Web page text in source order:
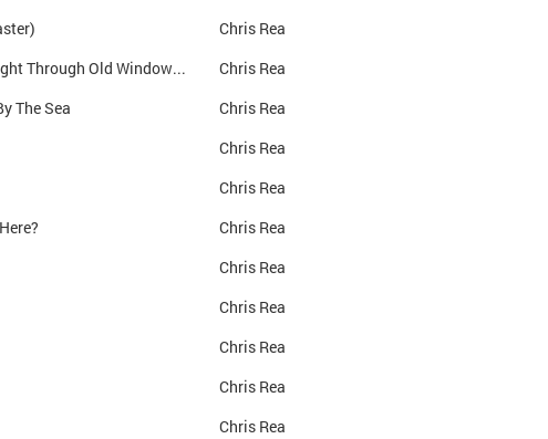
Chris Rea
Ace Of Hearts ("New Light Through Old Windows", 1988)(В ноябре WEA выпускает сборник лучших вещей Криса Ри LP New light through old windows, который имеет в Европе оглушительный успех – пластинка вошла в UK под № 5. С тех пор Крис Ри всеми спосо
Chris Rea
The Sea
Chris Rea
Chris Rea
Chris Rea
Chris Rea
Chris Rea
Chris Rea
Chris Rea
Chris Rea
Chris Rea